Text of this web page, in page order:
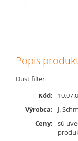
Popis
Dust filter
Kód:
Výrobca:
J.
Ceny:
sú